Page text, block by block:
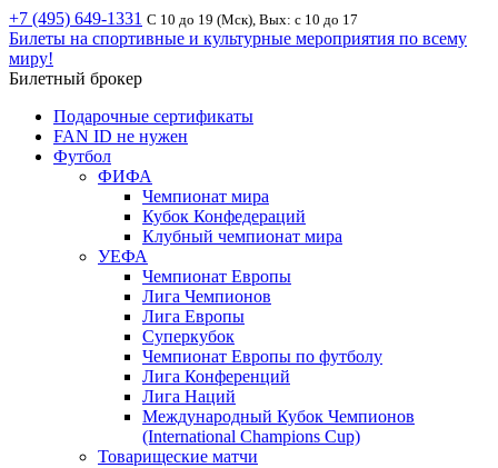
+7 (495) 649-1331 С 10 до 19 (Мск), Вых: с 10 до 17
Билеты на спортивные и культурные мероприятия по всему
миру!
Билетный брокер
Подарочные сертификаты
FAN ID не нужен
Футбол
ФИФА
Чемпионат мира
Кубок Конфедераций
Клубный чемпионат мира
УЕФА
Чемпионат Европы
Лига Чемпионов
Лига Европы
Суперкубок
Чемпионат Европы по футболу
Лига Конференций
Лига Наций
Международный Кубок Чемпионов
(International Champions Cup)
Товарищеские матчи